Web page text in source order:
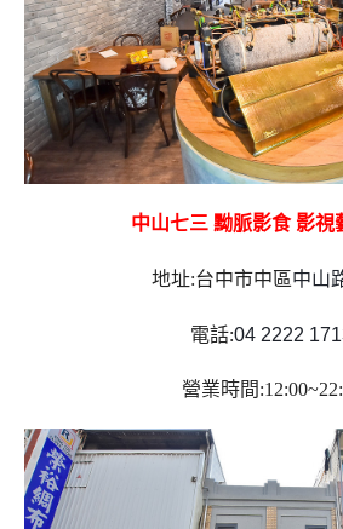
中山七三 黝脈影食 影視
地址:台中市中區中山
電話:04 2222
營業時間